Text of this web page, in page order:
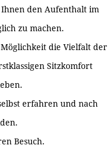
den Aufenthalt im
zu machen.
die Vielfalt der
Sitzkomfort
erfahren und nach
Besuch.